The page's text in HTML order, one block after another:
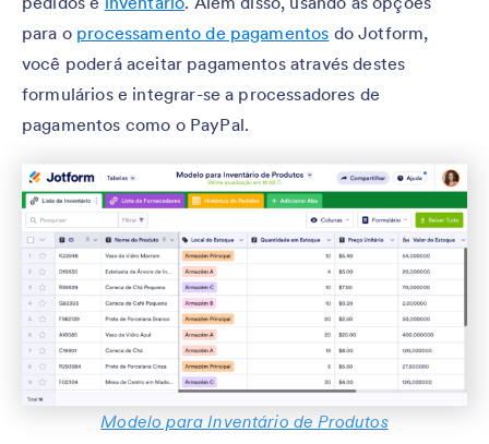
para o processamento de pagamentos do Jotform,
você poderá aceitar pagamentos através destes
formulários e integrar-se a processadores de
pagamentos como o PayPal.
Modelo para Inventário de Produtos